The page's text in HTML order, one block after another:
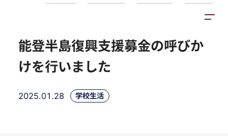
能登半島復興支援募金の呼びか
けを行いました
2025.01.28 学校生活